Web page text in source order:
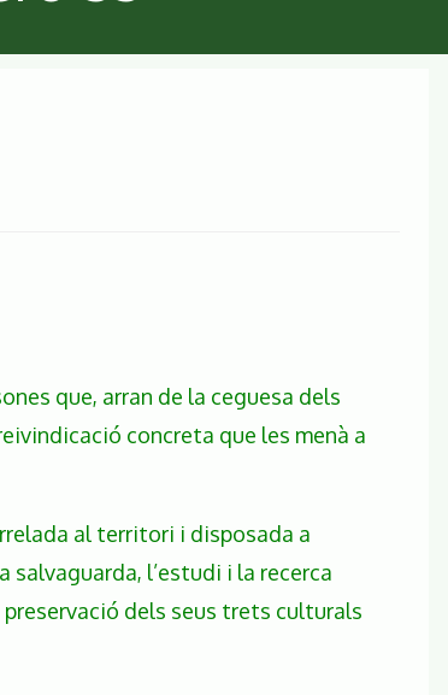
que, arran de la ceguesa dels
concreta que les menà a
al territori i disposada a
l’estudi i la recerca
dels seus trets culturals